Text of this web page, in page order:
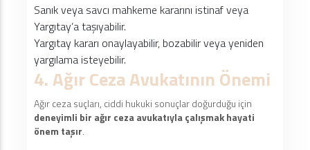
Sanık veya savcı mahkeme kararını istinaf veya
Yargıtay’a taşıyabilir.
Yargıtay kararı onaylayabilir, bozabilir veya yeniden
yargılama isteyebilir.
4. Ağır Ceza Avukatının Önemi
Ağır ceza suçları, ciddi hukuki sonuçlar doğurduğu için
deneyimli bir ağır ceza avukatıyla çalışmak hayati
önem taşır.